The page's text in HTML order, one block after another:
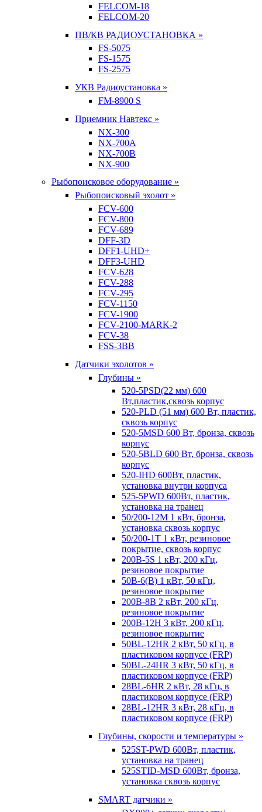
FELCOM-18
FELCOM-20
ПВ/КВ РАДИОУСТАНОВКА »
FS-5075
FS-1575
FS-2575
УКВ Радиоустановка »
FM-8900 S
Приемник Навтекс »
NX-300
NX-700A
NX-700B
NX-900
Рыбопоисковое оборудование »
Рыбопоисковый эхолот »
FCV-600
FCV-800
FCV-689
DFF-3D
DFF1-UHD+
DFF3-UHD
FCV-628
FCV-288
FCV-295
FCV-1150
FCV-1900
FCV-2100-MARK-2
FCV-38
FSS-3BB
Датчики эхолотов »
Глубины »
520-5PSD(22 мм) 600
Вт,пластик,сквозь корпус
520-PLD (51 мм) 600 Вт, пластик,
сквозь корпус
520-5MSD 600 Вт, бронза, сквозь
корпус
520-5BLD 600 Вт, бронза, сквозь
корпус
520-IHD 600Вт, пластик,
установка внутри корпуса
525-5PWD 600Вт, пластик,
установка на транец
50/200-12M 1 кВт, бронза,
установка сквозь корпус
50/200-1T 1 кВт, резиновое
покрытие, сквозь корпус
200B-5S 1 кВт, 200 кГц,
резиновое покрытие
50B-6(B) 1 кВт, 50 кГц,
резиновое покрытие
200B-8B 2 кВт, 200 кГц,
резиновое покрытие
200B-12H 3 кВт, 200 кГц,
резиновое покрытие
50BL-12HR 2 кВт, 50 кГц, в
пластиковом корпусе (FRP)
50BL-24HR 3 кВт, 50 кГц, в
пластиковом корпусе (FRP)
28BL-6HR 2 кВт, 28 кГц, в
пластиковом корпусе (FRP)
28BL-12HR 3 кВт, 28 кГц, в
пластиковом корпусе (FRP)
Глубины, скорости и температуры »
525ST-PWD 600Вт, пластик,
установка на транец
525STID-MSD 600Вт, бронза,
установка сквозь корпус
SMART датчики »